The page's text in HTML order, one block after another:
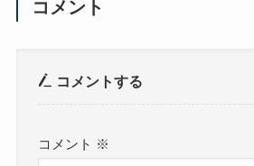
コメント
コメントする
コメント ※